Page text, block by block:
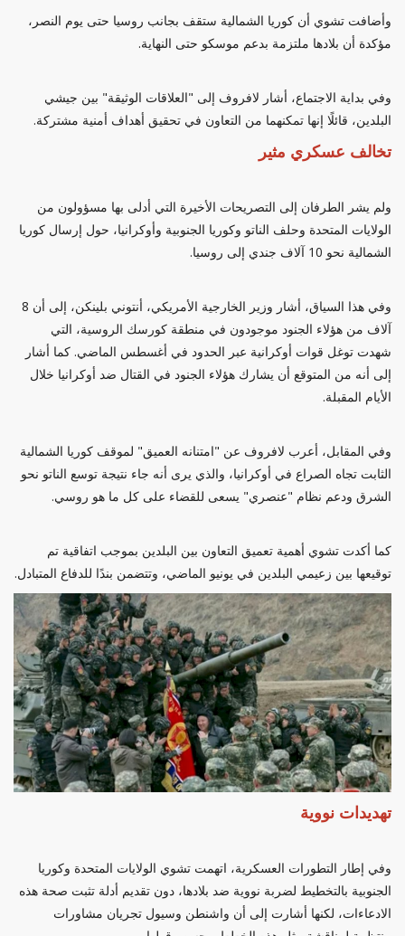
وأضافت تشوي أن كوريا الشمالية ستقف بجانب روسيا حتى يوم النصر،
مؤكدة أن بلادها ملتزمة بدعم موسكو حتى النهاية.
وفي بداية الاجتماع، أشار لافروف إلى "العلاقات الوثيقة" بين جيشي
البلدين، قائلًا إنها تمكنهما من التعاون في تحقيق أهداف أمنية مشتركة.
تخالف عسكري مثير
ولم يشر الطرفان إلى التصريحات الأخيرة التي أدلى بها مسؤولون من
الولايات المتحدة وحلف الناتو وكوريا الجنوبية وأوكرانيا، حول إرسال كوريا
الشمالية نحو 10 آلاف جندي إلى روسيا.
وفي هذا السياق، أشار وزير الخارجية الأمريكي، أنتوني بلينكن، إلى أن 8
آلاف من هؤلاء الجنود موجودون في منطقة كورسك الروسية، التي
شهدت توغل قوات أوكرانية عبر الحدود في أغسطس الماضي. كما أشار
إلى أنه من المتوقع أن يشارك هؤلاء الجنود في القتال ضد أوكرانيا خلال
الأيام المقبلة.
وفي المقابل، أعرب لافروف عن "امتنانه العميق" لموقف كوريا الشمالية
الثابت تجاه الصراع في أوكرانيا، والذي يرى أنه جاء نتيجة توسع الناتو نحو
الشرق ودعم نظام "عنصري" يسعى للقضاء على كل ما هو روسي.
كما أكدت تشوي أهمية تعميق التعاون بين البلدين بموجب اتفاقية تم
توقيعها بين زعيمي البلدين في يونيو الماضي، وتتضمن بندًا للدفاع المتبادل.
تهديدات نووية
وفي إطار التطورات العسكرية، اتهمت تشوي الولايات المتحدة وكوريا
الجنوبية بالتخطيط لضربة نووية ضد بلادها، دون تقديم أدلة تثبت صحة هذه
الادعاءات، لكنها أشارت إلى أن واشنطن وسيول تجريان مشاورات